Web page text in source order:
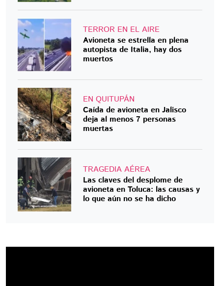
TERROR EN EL AIRE
Avioneta se estrella en plena
autopista de Italia, hay dos
muertos
EN QUITUPÁN
Caída de avioneta en Jalisco
deja al menos 7 personas
muertas
TRAGEDIA AÉREA
Las claves del desplome de
avioneta en Toluca: las causas y
lo que aún no se ha dicho